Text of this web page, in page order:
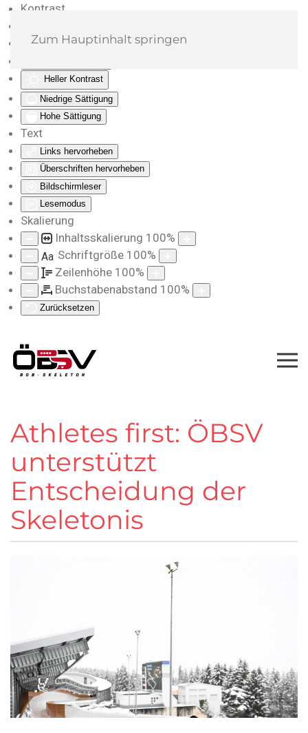
Kontrast
Monochrom
Heller Kontrast
Niedrige Sättigung
Hohe Sättigung
Text
Links hervorheben
Überschriften hervorheben
Bildschirmleser
Lesemodus
Skalierung
Inhaltsskalierung 100%
Aa Schriftgröße 100%
Zeilenhöhe 100%
Buchstabenabstand 100%
Zurücksetzen
Zum Hauptinhalt springen
Athletes first: ÖBSV
unterstützt
Entscheidung der
Skeletonis